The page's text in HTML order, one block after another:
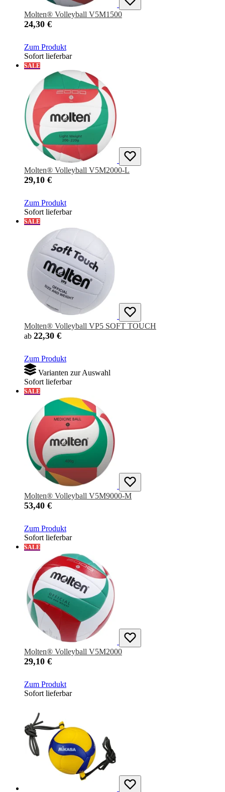
Molten® Volleyball V5M1500
24,30 €
Zum Produkt
Sofort lieferbar
SALE
Molten® Volleyball V5M2000-L
29,10 €
Zum Produkt
Sofort lieferbar
SALE
Molten® Volleyball VP5 SOFT TOUCH
ab 22,30 €
Zum Produkt
Varianten zur Auswahl
Sofort lieferbar
SALE
Molten® Volleyball V5M9000-M
53,40 €
Zum Produkt
Sofort lieferbar
SALE
Molten® Volleyball V5M2000
29,10 €
Zum Produkt
Sofort lieferbar